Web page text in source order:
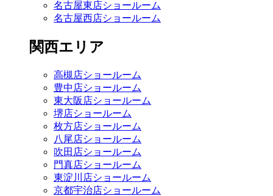
名古屋東店ショールーム
名古屋西店ショールーム
関西エリア
高槻店ショールーム
豊中店ショールーム
東大阪店ショールーム
堺店ショールーム
枚方店ショールーム
八尾店ショールーム
吹田店ショールーム
門真店ショールーム
東淀川店ショールーム
京都宇治店ショールーム